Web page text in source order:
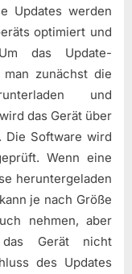
Updates werden
optimiert und
das Update-
man zunächst die
und
das Gerät über
Die Software wird
Wenn eine
heruntergeladen
je nach Größe
nehmen, aber
Gerät nicht
des Updates